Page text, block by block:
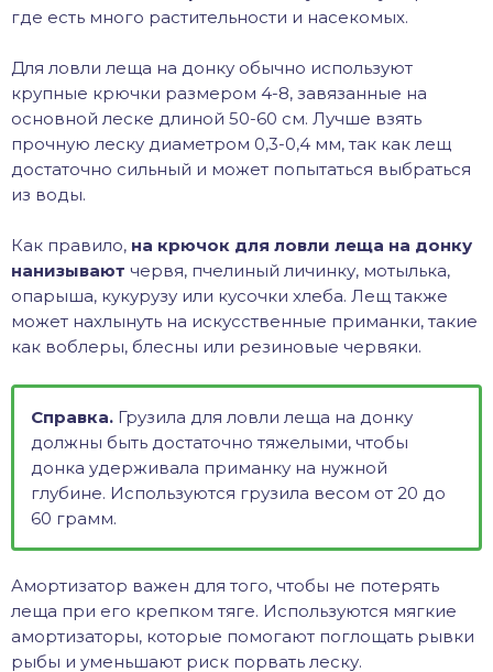
где есть много растительности и насекомых.
Для ловли леща на донку обычно используют
крупные крючки размером 4-8, завязанные на
основной леске длиной 50-60 см. Лучше взять
прочную леску диаметром 0,3-0,4 мм, так как лещ
достаточно сильный и может попытаться выбраться
из воды.
Как правило, на крючок для ловли леща на донку
нанизывают червя, пчелиный личинку, мотылька,
опарыша, кукурузу или кусочки хлеба. Лещ также
может нахлынуть на искусственные приманки, такие
как воблеры, блесны или резиновые червяки.
Справка. Грузила для ловли леща на донку
должны быть достаточно тяжелыми, чтобы
донка удерживала приманку на нужной
глубине. Используются грузила весом от 20 до
60 грамм.
Амортизатор важен для того, чтобы не потерять
леща при его крепком тяге. Используются мягкие
амортизаторы, которые помогают поглощать рывки
рыбы и уменьшают риск порвать леску.